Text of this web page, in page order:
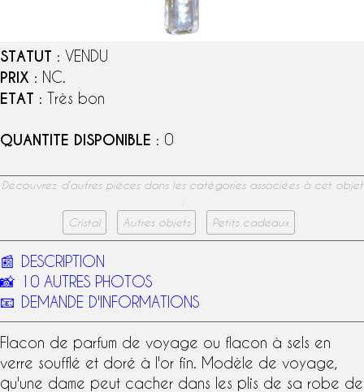
STATUT : VENDU
PRIX : NC.
ETAT : Très bon
QUANTITE DISPONIBLE : 0
Découvrez d’autres pièces dans les catégories associées à cet objet
:
Cristal
Autres objets Petits cadeaux
📰 DESCRIPTION
📸 10 AUTRES PHOTOS
📧 DEMANDE D'INFORMATIONS
Flacon de parfum de voyage ou flacon à sels en
verre soufflé et doré à l'or fin. Modèle de voyage,
qu'une dame peut cacher dans les plis de sa robe de